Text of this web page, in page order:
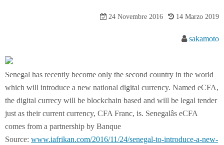
24 Novembre 2016 14 Marzo 2019
sakamoto
Senegal has recently become only the second country in the world
which will introduce a new national digital currency. Named eCFA,
the digital currecy will be blockchain based and will be legal tender
just as their current currency, CFA Franc, is. Senegalâs eCFA
comes from a partnership by Banque
Source: www.iafrikan.com/2016/11/24/senegal-to-introduce-a-new-